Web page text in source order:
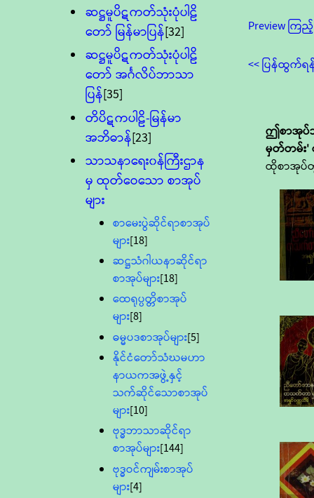
ဆဋ္ဌမူပိဋကတ်သုံးပုံပါဠိ
တော် မြန်မာပြန်[32]
ဆဋ္ဌမူပိဋကတ်သုံးပုံပါဠိ
တော် အင်္ဂလိပ်ဘာသာ
ပြန်[35]
တိပိဋကပါဠိ-မြန်မာ
အဘိဓာန်[23]
သာသနာရေး၀န်ကြီးဌာန
မှ ထုတ်ဝေသော စာအုပ်
များ
စာမေးပွဲဆိုင်ရာစာအုပ်
များ[18]
ဆဋ္ဌသံဂါယနာဆိုင်ရာ
စာအုပ်များ[18]
ထေရုပ္ပတ္တိစာအုပ်
များ[8]
ဓမ္မပဒစာအုပ်များ[5]
နိုင်ငံတော်သံဃမဟာ
နာယကအဖွဲ့နှင့်
သက်ဆိုင်သောစာအုပ်
များ[10]
ဗုဒ္ဓဘာသာဆိုင်ရာ
စာအုပ်များ[144]
ဗုဒ္ဓဝင်ကျမ်းစာအုပ်
များ[4]
Preview ကြ
<< ပြန်ထွက်ရ
ဤစာအုပ်
မှတ်တမ်း'
ထိုစာအုပ်တွဲ